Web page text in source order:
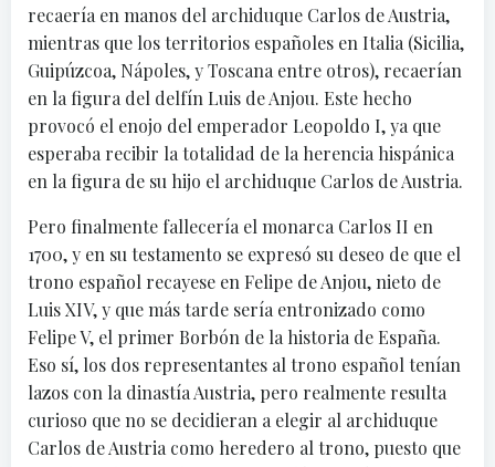
recaería en manos del archiduque Carlos de Austria,
mientras que los territorios españoles en Italia (Sicilia,
Guipúzcoa, Nápoles, y Toscana entre otros), recaerían
en la figura del delfín Luis de Anjou. Este hecho
provocó el enojo del emperador Leopoldo I, ya que
esperaba recibir la totalidad de la herencia hispánica
en la figura de su hijo el archiduque Carlos de Austria.
Pero finalmente fallecería el monarca Carlos II en
1700, y en su testamento se expresó su deseo de que el
trono español recayese en Felipe de Anjou, nieto de
Luis XIV, y que más tarde sería entronizado como
Felipe V, el primer Borbón de la historia de España.
Eso sí, los dos representantes al trono español tenían
lazos con la dinastía Austria, pero realmente resulta
curioso que no se decidieran a elegir al archiduque
Carlos de Austria como heredero al trono, puesto que